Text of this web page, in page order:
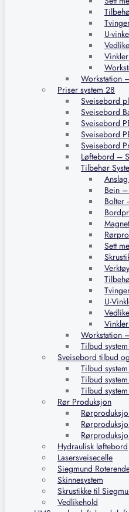
U-
Workstation
Priser system 28
Sveisebord
Sveisebord
Sveisebord
Sveisebord
Sveisebord
Løftebord –
Tilbehør
Bein
Bolter
Sett
U-
Workstation
Tilbud
Sveisebord tilbud
Tilbud
Tilbud
Tilbud
Rør Produksjon
Hydraulisk løftebord
Lasersveisecelle
Siegmund
Skinnesystem
Skrustikke til
Vedlikehold